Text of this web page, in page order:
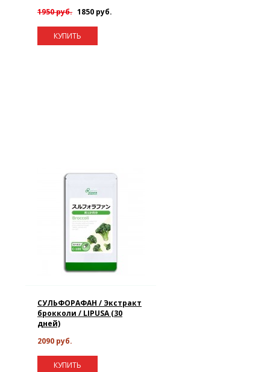
1950 руб. 1850 руб.
КУПИТЬ
СУЛЬФОРАФАН / Экстракт
брокколи / LIPUSA (30
дней)
2090 руб.
КУПИТЬ